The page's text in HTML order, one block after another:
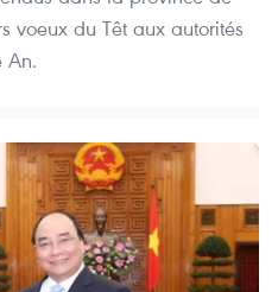
voeux du Têt aux autorités
An.